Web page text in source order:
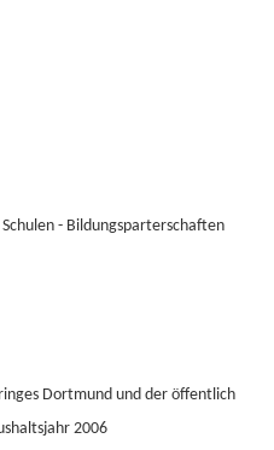
- Bildungsparterschaften
Dortmund und der öffentlich
2006